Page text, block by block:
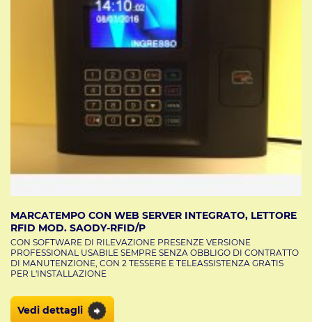
MARCATEMPO CON WEB SERVER INTEGRATO, LETTORE
RFID MOD. SAODY-RFID/P
CON SOFTWARE DI RILEVAZIONE PRESENZE VERSIONE
PROFESSIONAL USABILE SEMPRE SENZA OBBLIGO DI CONTRATTO
DI MANUTENZIONE, CON 2 TESSERE E TELEASSISTENZA GRATIS
PER L'INSTALLAZIONE
Vedi dettagli